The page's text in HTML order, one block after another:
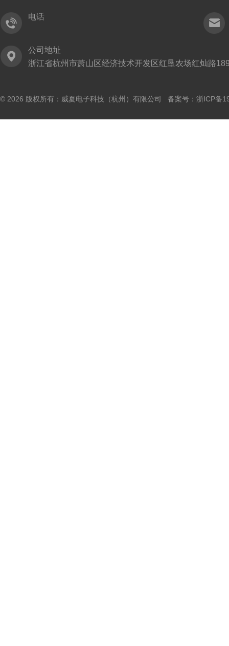
电话
公司地址
浙江省杭州市萧山区经济技术开发区红垦农场红灿路
© 2026 版权所有：威夏电子科技（杭州）有限公司 备案号： 浙ICP备